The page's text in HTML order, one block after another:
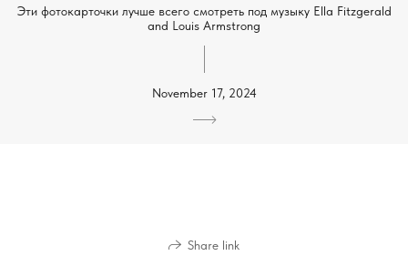
Эти фотокарточки лучше всего смотреть под музыку Ella Fitzgerald
and Louis Armstrong
November 17, 2024
Share link